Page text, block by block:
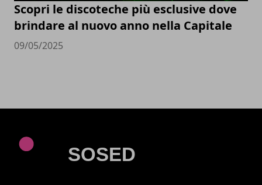
Scopri le discoteche più esclusive dove
brindare al nuovo anno nella Capitale
09/05/2025